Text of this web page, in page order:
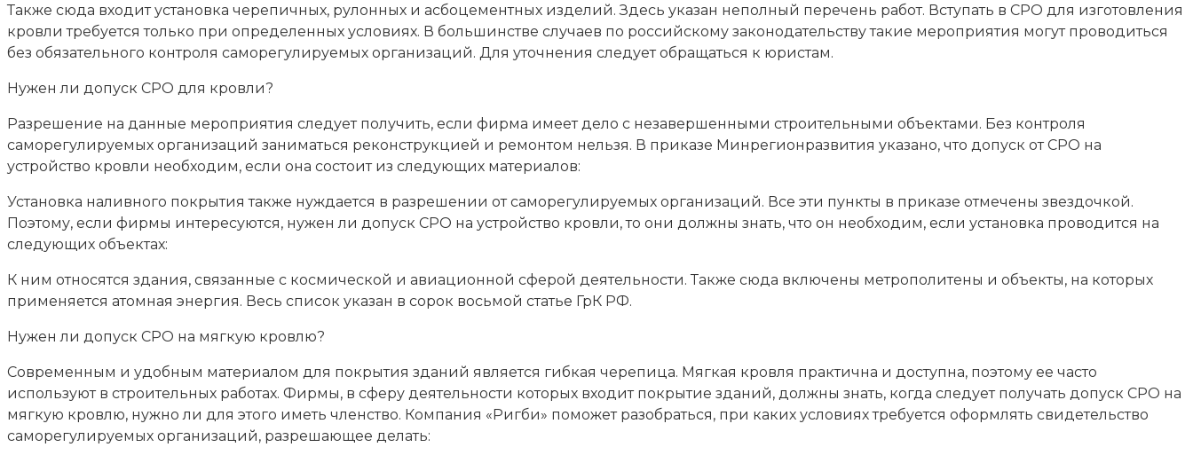
Также сюда входит установка черепичных, рулонных и асбоцементных изделий. Здесь указан неполный перечень работ. Вступать в СРО для изготовления
кровли требуется только при определенных условиях. В большинстве случаев по российскому законодательству такие мероприятия могут проводиться
без обязательного контроля саморегулируемых организаций. Для уточнения следует обращаться к юристам.
Нужен ли допуск СРО для кровли?
Разрешение на данные мероприятия следует получить, если фирма имеет дело с незавершенными строительными объектами. Без контроля
саморегулируемых организаций заниматься реконструкцией и ремонтом нельзя. В приказе Минрегионразвития указано, что допуск от СРО на
устройство кровли необходим, если она состоит из следующих материалов:
Установка наливного покрытия также нуждается в разрешении от саморегулируемых организаций. Все эти пункты в приказе отмечены звездочкой.
Поэтому, если фирмы интересуются, нужен ли допуск СРО на устройство кровли, то они должны знать, что он необходим, если установка проводится на
следующих объектах:
К ним относятся здания, связанные с космической и авиационной сферой деятельности. Также сюда включены метрополитены и объекты, на которых
применяется атомная энергия. Весь список указан в сорок восьмой статье ГрК РФ.
Нужен ли допуск СРО на мягкую кровлю?
Современным и удобным материалом для покрытия зданий является гибкая черепица. Мягкая кровля практична и доступна, поэтому ее часто
используют в строительных работах. Фирмы, в сферу деятельности которых входит покрытие зданий, должны знать, когда следует получать допуск СРО на
мягкую кровлю, нужно ли для этого иметь членство. Компания «Ригби» поможет разобраться, при каких условиях требуется оформлять свидетельство
саморегулируемых организаций, разрешающее делать: